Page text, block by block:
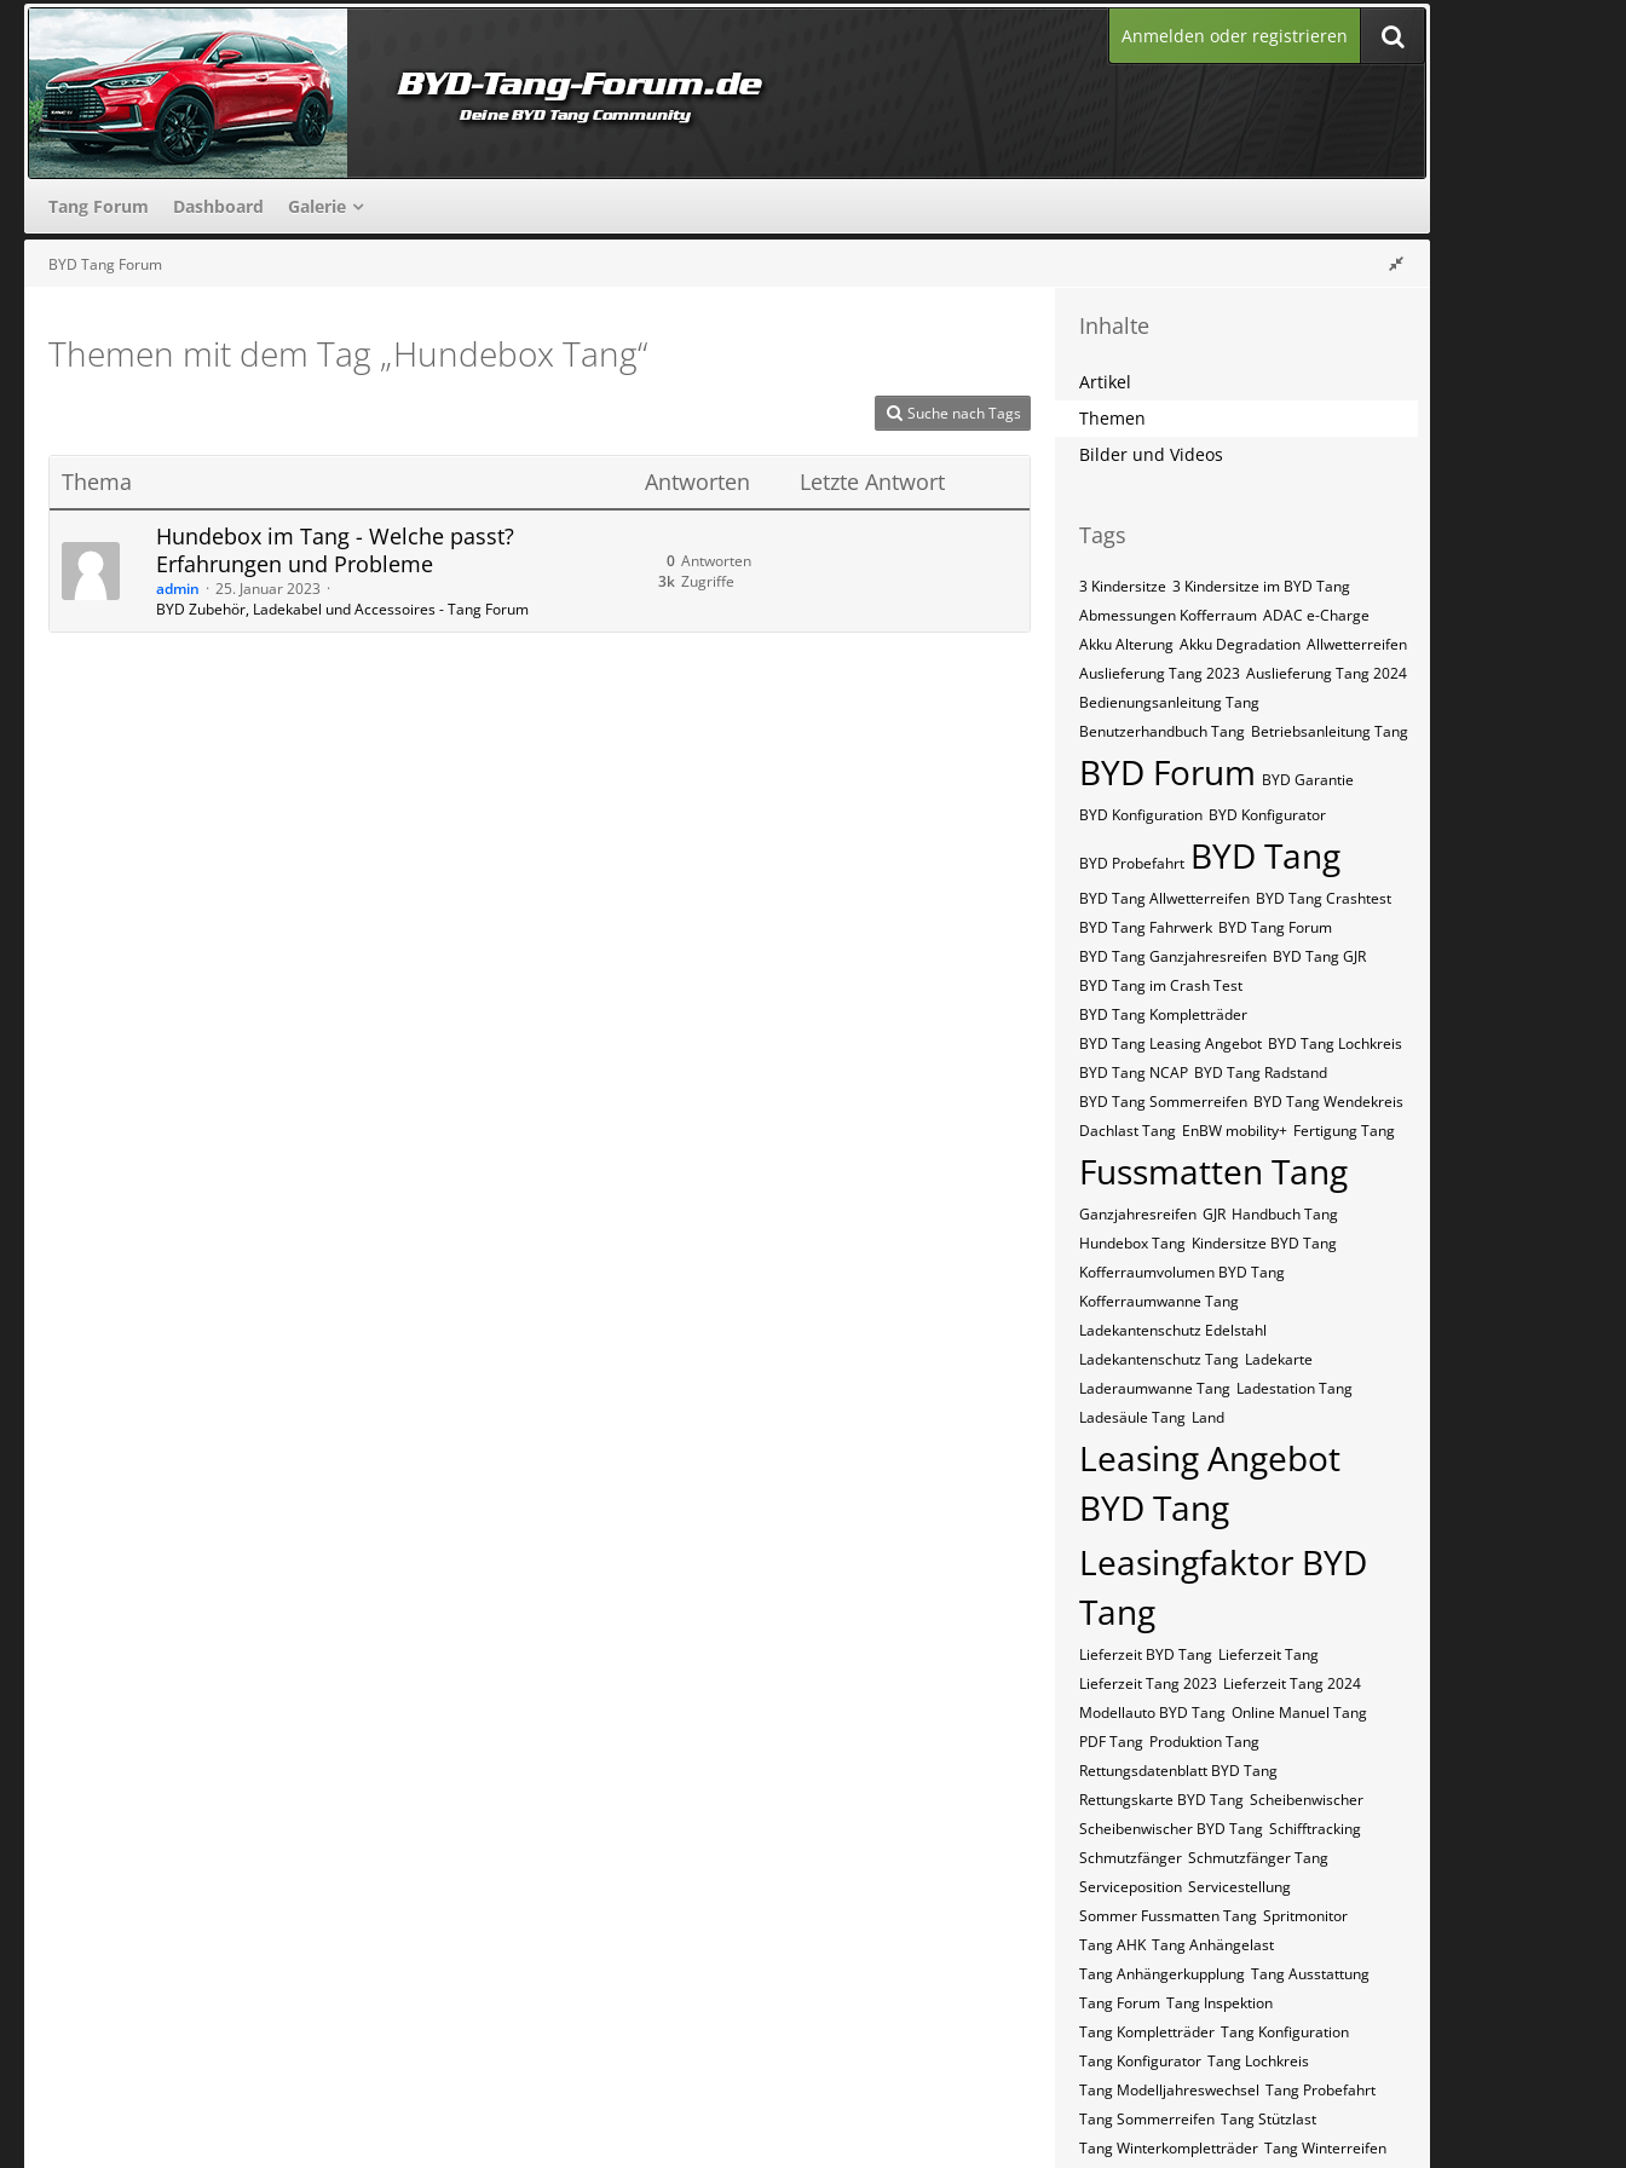
Anmelden oder registrieren
Tang Forum Dashboard Galerie
BYD Tang Forum
Themen mit dem Tag „Hundebox Tang“
Suche nach Tags
Thema Antworten
Letzte Antwort
Hundebox im Tang - Welche passt?
Erfahrungen und Probleme
admin
25. Januar 2023
BYD Zubehör, Ladekabel und Accessoires - Tang Forum
Antworten
0
Zugriffe
3k
Inhalte
Artikel
Themen
Bilder und Videos
Tags
3 Kindersitze 3 Kindersitze im BYD Tang
Abmessungen Kofferraum ADAC e-Charge
Akku Alterung Akku Degradation Allwetterreifen
Auslieferung Tang 2023 Auslieferung Tang 2024
Bedienungsanleitung Tang
Benutzerhandbuch Tang Betriebsanleitung Tang
BYD Forum BYD Garantie
BYD Konfiguration BYD Konfigurator
BYD Probefahrt BYD Tang
BYD Tang Allwetterreifen BYD Tang Crashtest
BYD Tang Fahrwerk BYD Tang Forum
BYD Tang Ganzjahresreifen BYD Tang GJR
BYD Tang im Crash Test
BYD Tang Kompletträder
BYD Tang Leasing Angebot BYD Tang Lochkreis
BYD Tang NCAP BYD Tang Radstand
BYD Tang Sommerreifen BYD Tang Wendekreis
Dachlast Tang EnBW mobility+ Fertigung Tang
Fussmatten Tang
Ganzjahresreifen GJR Handbuch Tang
Hundebox Tang Kindersitze BYD Tang
Kofferraumvolumen BYD Tang
Kofferraumwanne Tang
Ladekantenschutz Edelstahl
Ladekantenschutz Tang Ladekarte
Laderaumwanne Tang Ladestation Tang
Ladesäule Tang Land
Leasing Angebot
BYD Tang
Leasingfaktor BYD
Tang
Lieferzeit BYD Tang Lieferzeit Tang
Lieferzeit Tang 2023 Lieferzeit Tang 2024
Modellauto BYD Tang Online Manuel Tang
PDF Tang Produktion Tang
Rettungsdatenblatt BYD Tang
Rettungskarte BYD Tang Scheibenwischer
Scheibenwischer BYD​ Tang Schifftracking
Schmutzfänger Schmutzfänger Tang
Serviceposition Servicestellung
Sommer Fussmatten Tang Spritmonitor
Tang AHK Tang Anhängelast
Tang Anhängerkupplung Tang Ausstattung
Tang Forum Tang Inspektion
Tang Kompletträder Tang Konfiguration
Tang Konfigurator Tang Lochkreis
Tang Modelljahreswechsel Tang Probefahrt
Tang Sommerreifen Tang Stützlast
Tang Winterkompletträder Tang Winterreifen